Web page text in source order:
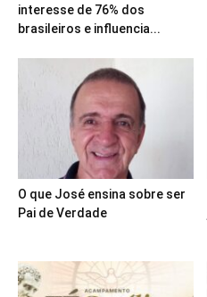
interesse de 76% dos
brasileiros e influencia...
O que José ensina sobre ser
Pai de Verdade